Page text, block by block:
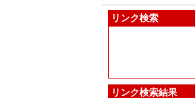
リンク検索
リンク検索結果